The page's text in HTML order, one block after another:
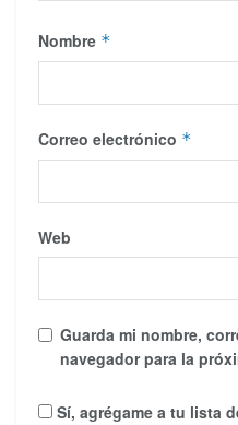
Nombre *
Correo electrónico *
Web
Guarda mi nombre,
navegador para la
Sí, agrégame a tu lista